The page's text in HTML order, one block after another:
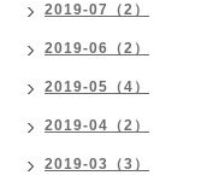
2019-07（2）
2019-06（2）
2019-05（4）
2019-04（2）
2019-03（3）